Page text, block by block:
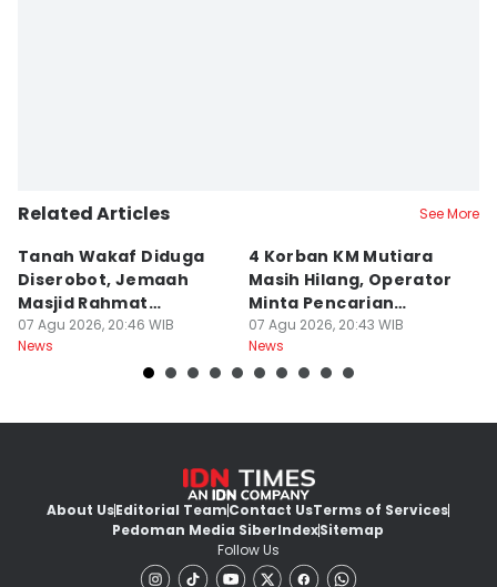
Related Articles See More
Tanah Wakaf Diduga
Diserobot, Jemaah
Masjid Rahmat
Surabaya Protes
07 Agu 2026, 20:46 WIB
News
4 Korban KM Mutiara
Masih Hilang, Operator
Minta Pencarian
Dilanjut
07 Agu 2026, 20:43 WIB
News
About UsEditorial TeamContact UsTerms of Services
Pedoman Media SiberIndexSitemap
Follow Us